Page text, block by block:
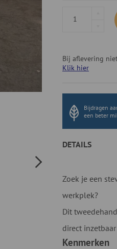
Bij aflevering
Klik hier
Bijdragen
een beter
DETAILS
Zoek je een
werkplek?
Dit
direct
Kenmerken